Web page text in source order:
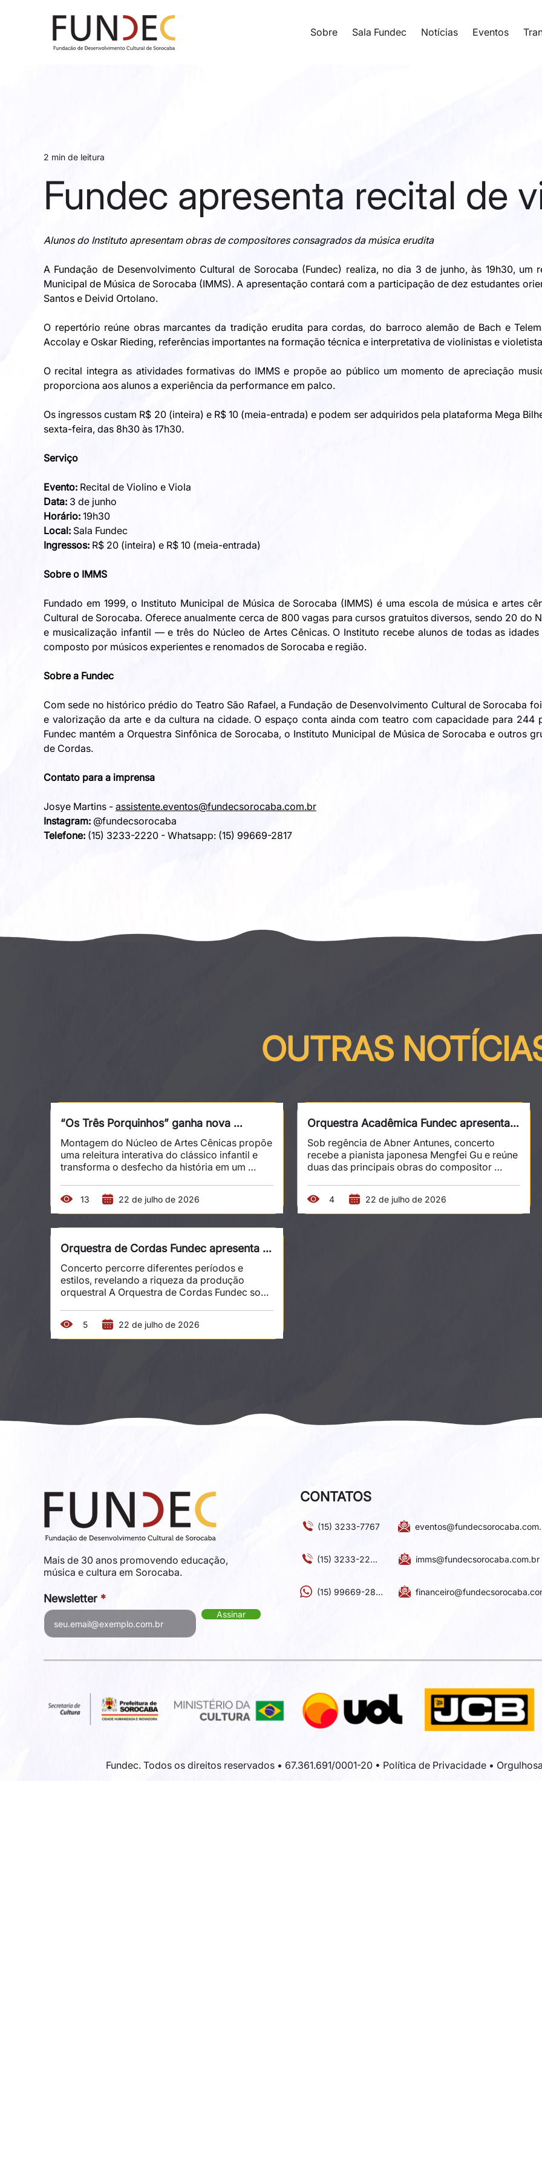
Sobre Sala Fundec Notícias Eventos
2 min de leitura
Fundec apresenta recital de
Alunos do Instituto apresentam obras de compositores consagrados da música erudita
A Fundação de Desenvolvimento Cultural de Sorocaba (Fundec) realiza, no dia 3 de junho, às 19h30,
Municipal de Música de Sorocaba (IMMS). A apresentação contará com a participação de dez estudantes
Santos e Deivid Ortolano.
O repertório reúne obras marcantes da tradição erudita para cordas, do barroco alemão de Bach e
Accolay e Oskar Rieding, referências importantes na formação técnica e interpretativa de violinistas e
O recital integra as atividades formativas do IMMS e propõe ao público um momento de apreciação
proporciona aos alunos a experiência da performance em palco.
Os ingressos custam R$ 20 (inteira) e R$ 10 (meia-entrada) e podem ser adquiridos pela plataforma Mega
sexta-feira, das 8h30 às 17h30.
Serviço
Evento: Recital de Violino e Viola
Data: 3 de junho
Horário: 19h30
Local: Sala Fundec
Ingressos: R$ 20 (inteira) e R$ 10 (meia-entrada)
Sobre o IMMS
Fundado em 1999, o Instituto Municipal de Música de Sorocaba (IMMS) é uma escola de música e artes
Cultural de Sorocaba. Oferece anualmente cerca de 800 vagas para cursos gratuitos diversos, sendo 20 do
e musicalização infantil — e três do Núcleo de Artes Cênicas. O Instituto recebe alunos de todas as
composto por músicos experientes e renomados de Sorocaba e região.
Sobre a Fundec
Com sede no histórico prédio do Teatro São Rafael, a Fundação de Desenvolvimento Cultural de Sorocaba
e valorização da arte e da cultura na cidade. O espaço conta ainda com teatro com capacidade para 244
Fundec mantém a Orquestra Sinfônica de Sorocaba, o Instituto Municipal de Música de Sorocaba e outros
de Cordas.
Contato para a imprensa
Josye Martins - assistente.eventos@fundecsorocaba.com.br
Instagram: @fundecsorocaba
Telefone: (15) 3233-2220 - Whatsapp: (15) 99669-2817
OUTRAS
“Os Três Porquinhos” ganha nova
apresentação no Teatro da Fundec
Montagem do Núcleo de Artes Cênicas propõe
uma releitura interativa do clássico infantil e
transforma o desfecho da história em um
Porquinhos” volta ao palco do Teatro da
Fundec, em Sorocaba, no dia 29 de agosto, às
17h, em uma nova apresentação do espetáculo
produzido pelo Núcleo de Artes Cênicas
Persico, a montagem preserva a estrutura
conhecida da fábula, mas amplia sua narrativa
ao convidar o público a...
13 22 de julho de 2026
Orquestra Acadêmica Fundec apresenta
Grieg em concerto com pianista
internacional
Sob regência de Abner Antunes, concerto
recebe a pianista japonesa Mengfei Gu e reúne
duas das principais obras do compositor
Acadêmica Fundec (OAF) apresenta, no dia 28
de agosto, às 20h, na Sala Fundec, um
concerto dedicado ao compositor norueguês
4 22 de julho de 2026
Orquestra de Cordas Fundec apresenta
programa dedicado a grandes
compositores
Concerto percorre diferentes períodos e
estilos, revelando a riqueza da produção
orquestral A Orquestra de Cordas Fundec sobe
às 20h, sob regência de Éber Santos. O
concerto reúne obras de diferentes períodos
da música de concerto e evidencia a
5 22 de julho de 2026
Mais de 30 anos promovendo educação,
música e cultura em Sorocaba.
Newsletter
Assinar
CONTATOS
(15) 3233-7767
(15) 3233-2220
(15) 99669-2817
imms@fundecsorocaba.com.br
Fundec. Todos os direitos reservados • 67.361.691/0001-20 • Política de Privacidade•